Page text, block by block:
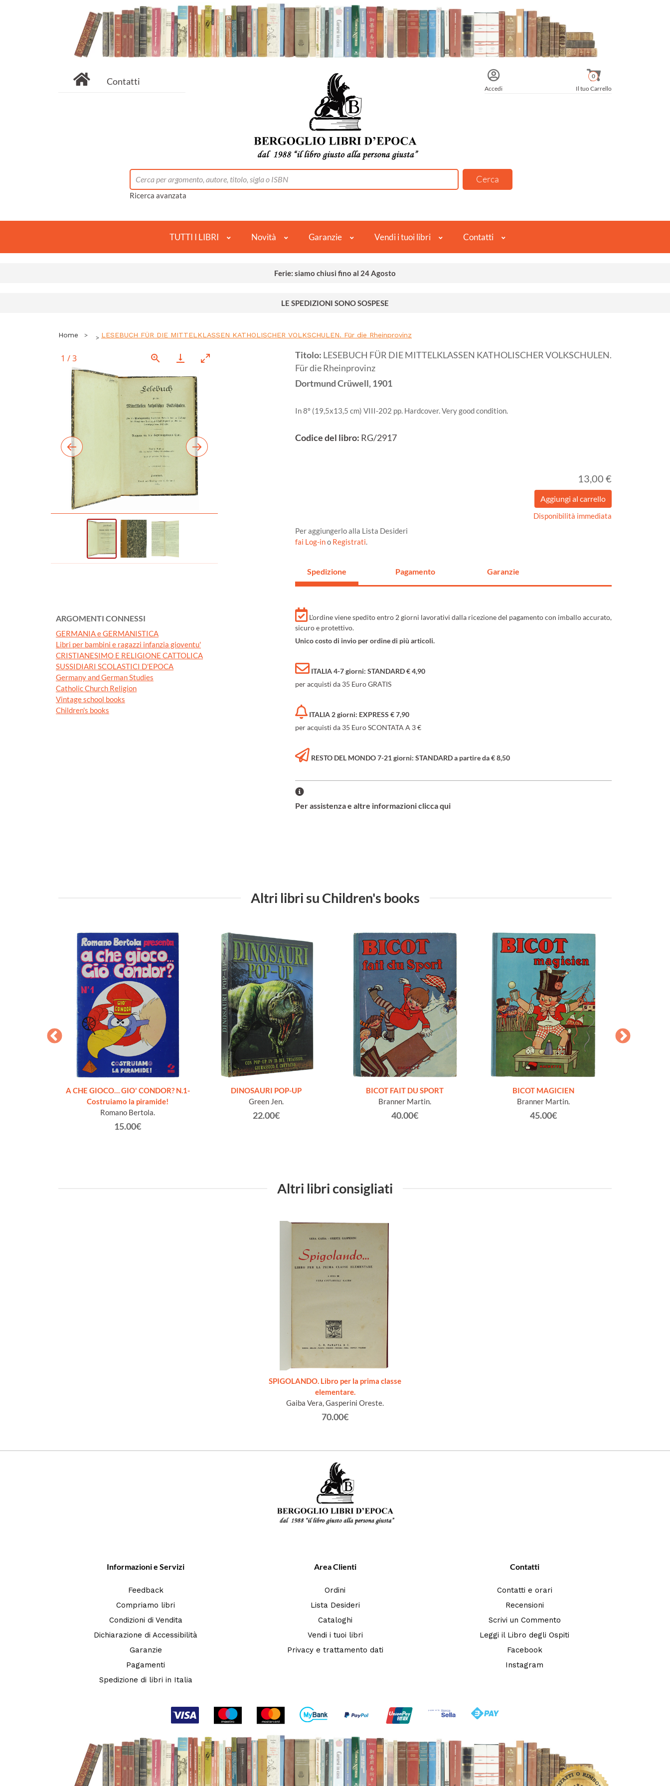
Contatti
Accedi Il tuo Carrello
0
Ricerca avanzata
TUTTI I LIBRI Novità Garanzie Vendi i tuoi libri Contatti
Ferie: siamo chiusi fino al 24 Agosto
LE SPEDIZIONI SONO SOSPESE
Home LESEBUCH FÜR DIE MITTELKLASSEN KATHOLISCHER VOLKSCHULEN. Für die Rheinprovinz
1 /3
ARGOMENTI CONNESSI
GERMANIA e GERMANISTICA
Libri per bambini e ragazzi infanzia gioventu'
CRISTIANESIMO E RELIGIONE CATTOLICA
SUSSIDIARI SCOLASTICI D'EPOCA
Germany and German Studies
Catholic Church Religion
Vintage school books
Children's books
Titolo: LESEBUCH FÜR DIE MITTELKLASSEN KATHOLISCHER VOLKSCHULEN.
Für die Rheinprovinz
DortmundCrüwell,1901
In 8º (19,5x13,5 cm) VIII-202 pp. Hardcover. Very good condition.
Codice del libro: RG/2917
13,00 €
Disponibilità immediata
Per aggiungerlo alla Lista Desideri
fai Log-ino Registrati.
Spedizione Pagamento Garanzie
L'ordine viene spedito entro 2 giorni lavorativi dalla ricezione del pagamento con imballo accurato,
sicuro e protettivo.
Unico costo di invio per ordine di più articoli.
ITALIA 4-7 giorni: STANDARD € 4,90
per acquisti da 35 Euro GRATIS
ITALIA 2 giorni: EXPRESS € 7,90
per acquisti da 35 Euro SCONTATA A 3 €
RESTO DEL MONDO 7-21 giorni: STANDARD a partire da € 8,50
Per assistenza e altre informazioni clicca qui
Altri libri su Children's books
A CHE GIOCO… GIO' CONDOR? N.1-
Costruiamo la piramide!
Romano Bertola.
15.00€
DINOSAURI POP-UP
Green Jen.
22.00€
BICOT FAIT DU SPORT
Branner Martin.
40.00€
BICOT MAGICIEN
Branner Martin.
45.00€
Altri libri consigliati
SPIGOLANDO. Libro per la prima classe
elementare.
Gaiba Vera, Gasperini Oreste.
70.00€
Informazioni e Servizi
Feedback
Compriamo libri
Condizioni di Vendita
Dichiarazione di Accessibilità
Garanzie
Pagamenti
Spedizione di libri in Italia
Area Clienti
Ordini
Lista Desideri
Cataloghi
Vendi i tuoi libri
Privacy e trattamento dati
Contatti
Contatti e orari
Recensioni
Scrivi un Commento
Leggi il Libro degli Ospiti
Facebook
Instagram